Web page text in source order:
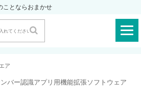
ことならおまかせ
ア